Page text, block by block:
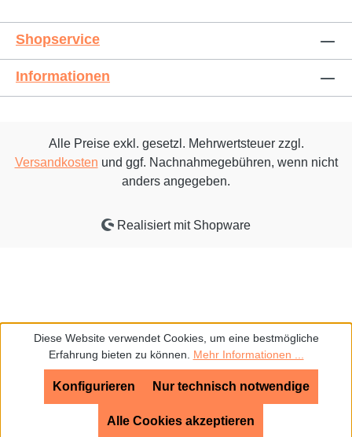
Shopservice
Informationen
Alle Preise exkl. gesetzl. Mehrwertsteuer zzgl.
Versandkosten und ggf. Nachnahmegebühren, wenn nicht
anders angegeben.
Realisiert mit Shopware
Diese Website verwendet Cookies, um eine bestmögliche
Erfahrung bieten zu können. Mehr Informationen ...
Nur technisch notwendige
Konfigurieren
Alle Cookies akzeptieren